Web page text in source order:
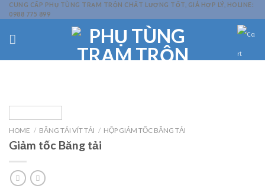
Skip
to
CUNG CẤP PHỤ TÙNG TRẠM TRỘN CHẤT LƯỢNG TỐT, GIÁ HỢP LÝ, HOLINE:
0988 775 899
HOME / BĂNG TẢI VÍT TẢI / HỘP GIẢM TỐC BĂNG TẢI
Giảm tốc Băng tải